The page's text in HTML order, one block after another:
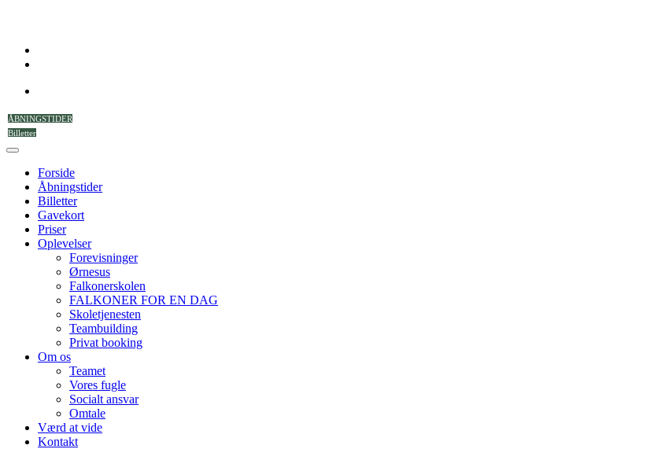
ÅBNINGSTIDER
Billetter
Forside
Åbningstider
Billetter
Gavekort
Priser
Oplevelser
Forevisninger
Ørnesus
Falkonerskolen
FALKONER FOR EN DAG
Skoletjenesten
Teambuilding
Privat booking
Om os
Teamet
Vores fugle
Socialt ansvar
Omtale
Værd at vide
Kontakt